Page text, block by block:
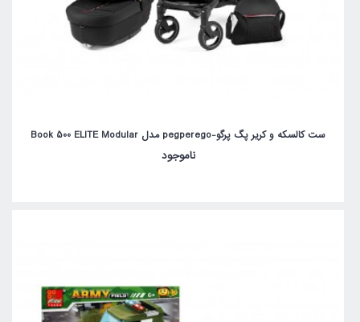
ست کالسکه و کریر پگ پرگو-pegperego مدل Book 500 ELITE Modular
ناموجود